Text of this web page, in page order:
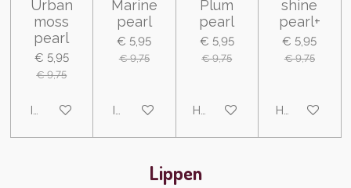
Urban
moss
pearl
€ 5,95
€ 9,75
In winkelwagen
Marine
pearl
€ 5,95
€ 9,75
In winkelwagen
Plum
pearl
€ 5,95
€ 9,75
Houd mij op de hoogte
shine
pearl+
€ 5,95
€ 9,75
Houd mij op
Lippen